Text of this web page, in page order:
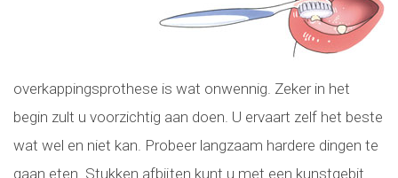
overkappingsprothese is wat onwennig. Zeker in het
begin zult u voorzichtig aan doen. U ervaart zelf het beste
wat wel en niet kan. Probeer langzaam hardere dingen te
gaan eten. Stukken afbijten kunt u met een kunstgebit